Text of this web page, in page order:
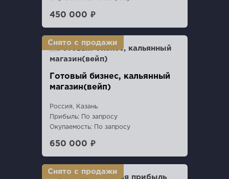
450 000 ₽
Готовый бизнес, кальянный
магазин(вейп)
Россия, Казань
Прибыль: По запросу
Окупаемость: По запросу
650 000 ₽